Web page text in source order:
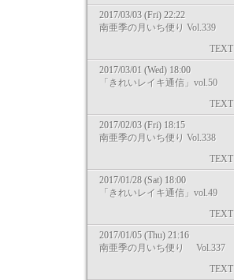
2017/03/03 (Fri) 22:22
南亜季の月いち便り Vol.339
TEXT
2017/03/01 (Wed) 18:00
「きれいレイキ通信」vol.50
TEXT
2017/02/03 (Fri) 18:15
南亜季の月いち便り Vol.338
TEXT
2017/01/28 (Sat) 18:00
「きれいレイキ通信」vol.49
TEXT
2017/01/05 (Thu) 21:16
南亜季の月いち便り Vol.337
TEXT